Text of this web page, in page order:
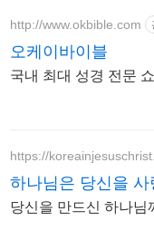
http://www.okbible.com
오케이바이블
국내 최대 성경 전문
https://
하나님은 당신을
당신을 만드신 하나님